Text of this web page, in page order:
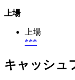
上場
上場
***
キャッシュ